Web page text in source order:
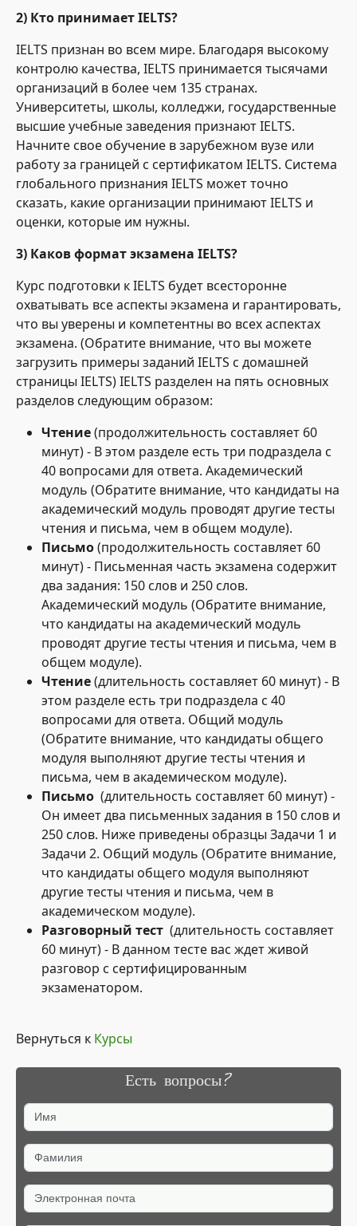
2) Кто принимает IELTS?
IELTS признан во всем мире. Благодаря высокому
контролю качества, IELTS принимается тысячами
организаций в более чем 135 странах.
Университеты, школы, колледжи, государственные
высшие учебные заведения признают IELTS.
Начните свое обучение в зарубежном вузе или
работу за границей с сертификатом IELTS. Система
глобального признания IELTS может точно
сказать, какие организации принимают IELTS и
оценки, которые им нужны.
3) Каков формат экзамена IELTS?
Курс подготовки к IELTS будет всесторонне
охватывать все аспекты экзамена и гарантировать,
что вы уверены и компетентны во всех аспектах
экзамена. (Обратите внимание, что вы можете
загрузить примеры заданий IELTS с домашней
страницы IELTS) IELTS разделен на пять основных
разделов следующим образом:
Чтение(продолжительность составляет 60
минут) - В этом разделе есть три подраздела с
40 вопросами для ответа. Академический
модуль (Обратите внимание, что кандидаты на
академический модуль проводят другие тесты
чтения и письма, чем в общем модуле).
Письмо(продолжительность составляет 60
минут) - Письменная часть экзамена содержит
два задания: 150 слов и 250 слов.
Академический модуль (Обратите внимание,
что кандидаты на академический модуль
проводят другие тесты чтения и письма, чем в
общем модуле).
Чтение(длительность составляет 60 минут) - В
этом разделе есть три подраздела с 40
вопросами для ответа. Общий модуль
(Обратите внимание, что кандидаты общего
модуля выполняют другие тесты чтения и
письма, чем в академическом модуле).
Письмо (длительность составляет 60 минут) -
Он имеет два письменных задания в 150 слов и
250 слов. Ниже приведены образцы Задачи 1 и
Задачи 2. Общий модуль (Обратите внимание,
что кандидаты общего модуля выполняют
другие тесты чтения и письма, чем в
академическом модуле).
Разговорный тест (длительность составляет
60 минут) - В данном тесте вас ждет живой
разговор с сертифицированным
экзаменатором.
Вернуться к Курсы
Есть вопросы?
Имя
Фамилия
Электронная почта